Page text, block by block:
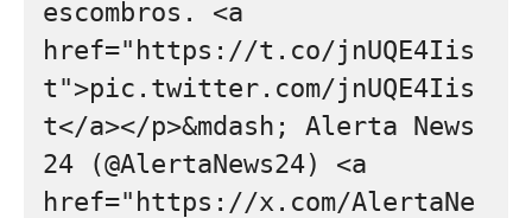
escombros. <a
href="https://t.co/jnUQE4Iis
t">pic.twitter.com/jnUQE4Iis
t</a></p>&mdash; Alerta News
24 (@AlertaNews24) <a
href="https://x.com/AlertaNe